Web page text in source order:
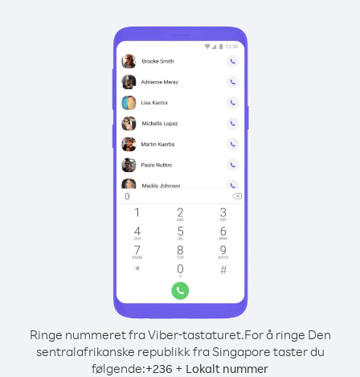
Ringe nummeret fra Viber-tastaturet.For å ringe Den
sentralafrikanske republikk fra Singapore taster du
følgende:+236 + Lokalt nummer